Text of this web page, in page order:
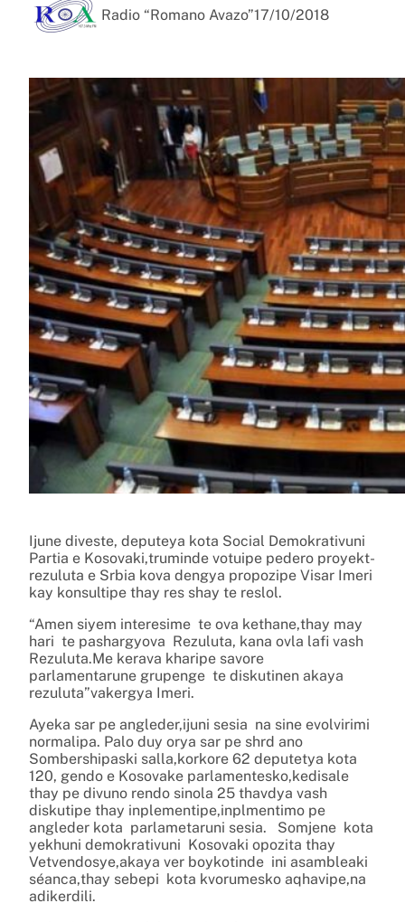
Radio “Romano Avazo”17/10/2018
Ijune diveste, deputeya kota Social Demokrativuni
Partia e Kosovaki,truminde votuipe pedero proyekt-
rezuluta e Srbia kova dengya propozipe Visar Imeri
kay konsultipe thay res shay te reslol.
“Amen siyem interesime te ova kethane,thay may
hari te pashargyova Rezuluta, kana ovla lafi vash
Rezuluta.Me kerava kharipe savore
parlamentarune grupenge te diskutinen akaya
rezuluta”vakergya Imeri.
Ayeka sar pe angleder,ijuni sesia na sine evolvirimi
normalipa. Palo duy orya sar pe shrd ano
Sombershipaski salla,korkore 62 deputetya kota
120, gendo e Kosovake parlamentesko,kedisale
thay pe divuno rendo sinola 25 thavdya vash
diskutipe thay inplementipe,inplmentimo pe
angleder kota parlametaruni sesia. Somjene kota
yekhuni demokrativuni Kosovaki opozita thay
Vetvendosye,akaya ver boykotinde ini asambleaki
séanca,thay sebepi kota kvorumesko aqhavipe,na
adikerdili.